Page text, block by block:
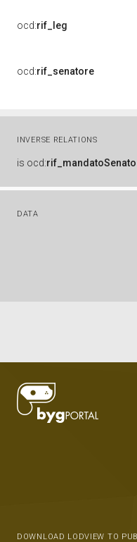
ocd:rif_leg
ocd:rif_senatore
INVERSE RELATIONS
is ocd:rif_mandatoSenato
DATA
DOWNLOAD LODVIEW TO